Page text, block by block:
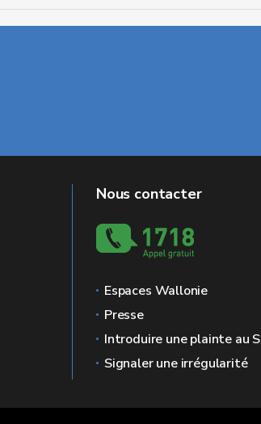
Nous contacter
Espaces Wallonie
Presse
Introduire une plainte au
Signaler une irrégularité